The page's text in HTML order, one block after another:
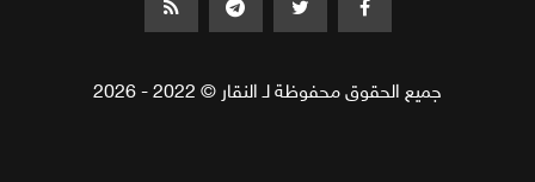
جميع الحقوق محفوظة لـ النقار © 2022 - 2026